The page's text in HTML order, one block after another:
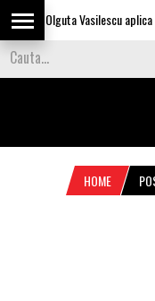
Olguta Vasilescu
HOME